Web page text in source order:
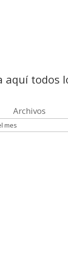
aquí todos
Archivos